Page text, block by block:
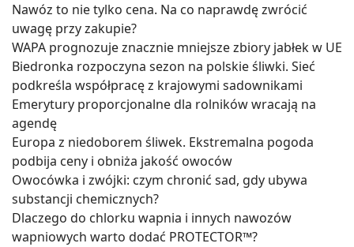
Nawóz to nie tylko cena. Na co naprawdę zwrócić
uwagę przy zakupie?
WAPA prognozuje znacznie mniejsze zbiory jabłek w UE
Biedronka rozpoczyna sezon na polskie śliwki. Sieć
podkreśla współpracę z krajowymi sadownikami
Emerytury proporcjonalne dla rolników wracają na
agendę
Europa z niedoborem śliwek. Ekstremalna pogoda
podbija ceny i obniża jakość owoców
Owocówka i zwójki: czym chronić sad, gdy ubywa
substancji chemicznych?
Dlaczego do chlorku wapnia i innych nawozów
wapniowych warto dodać PROTECTOR™?